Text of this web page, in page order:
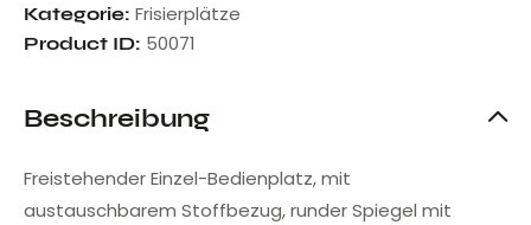
Kategorie: Frisierplätze
Product ID: 50071
Beschreibung
Freistehender Einzel-Bedienplatz, mit
austauschbarem Stoffbezug, runder Spiegel mit